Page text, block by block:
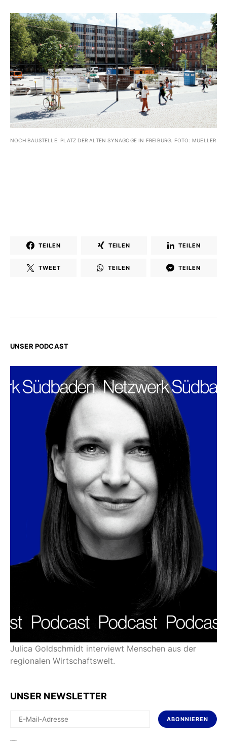
NOCH BAUSTELLE: PLATZ DER ALTEN SYNAGOGE IN FREIBURG. FOTO: MUELLER
TEILEN TEILEN TEILEN
TWEET TEILEN TEILEN
UNSER PODCAST
Julica Goldschmidt interviewt Menschen aus der
regionalen Wirtschaftswelt.
UNSER NEWSLETTER
ABONNIEREN